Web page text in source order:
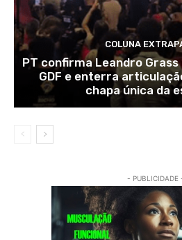
COLUNA
PT confirma Leandro
GDF e enterra
chapa única da
- PUBLICIDADE